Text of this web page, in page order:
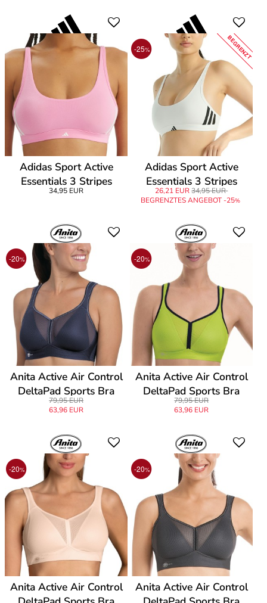
Adidas Sport Active
Essentials 3 Stripes
Bralette
34,95 EUR
-25% BEGRENZT
Adidas Sport Active
Essentials 3 Stripes
Bralette
26,21 EUR 34,95 EUR
BEGRENZTES ANGEBOT -25%
-20%
Anita Active Air Control
DeltaPad Sports Bra
79,95 EUR
63,96 EUR
-20%
Anita Active Air Control
DeltaPad Sports Bra
79,95 EUR
63,96 EUR
-20%
Anita Active Air Control
-20%
Anita Active Air Control